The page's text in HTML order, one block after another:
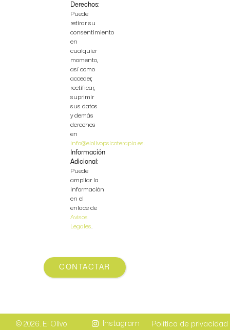
Derechos:
Puede
retirar su
consentimiento
en
cualquier
momento,
así como
acceder,
rectificar,
suprimir
sus datos
y demás
derechos
en
info@elolivopsicoterapia.es.
Información
Adicional:
Puede
ampliar la
información
en el
enlace de
Avisos
Legales
CONTACTAR
© 2026. El Olivo
Instagram
Política de privacidad